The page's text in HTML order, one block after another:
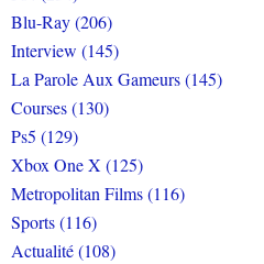
Blu-Ray (206)
Interview (145)
La Parole Aux Gameurs (145)
Courses (130)
Ps5 (129)
Xbox One X (125)
Metropolitan Films (116)
Sports (116)
Actualité (108)